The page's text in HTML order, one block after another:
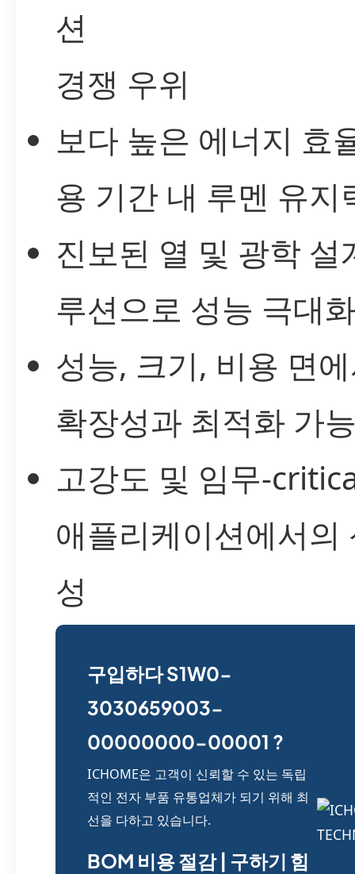
션
경쟁 우위
보다 높은 에너지 효
용 기간 내 루멘 유지
진보된 열 및 광학 설
루션으로 성능 극대
성능, 크기, 비용 면
확장성과 최적화 가
고강도 및 임무-
애플리케이션에서의
성
구입하다 S1W0-
3030659003-
00000000-00001 ?
ICHOME은 고객이 신뢰할 수 있는 독립
적인 전자 부품 유통업체가 되기 위해 최
선을 다하고 있습니다.
BOM 비용 절감 | 구하기 힘